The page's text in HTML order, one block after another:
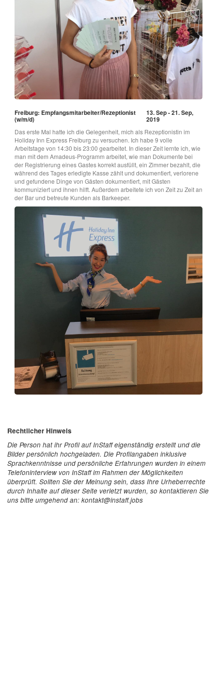
Freiburg: Empfangsmitarbeiter/Rezeptionist
(w/m/d)
13. Sep - 21. Sep,
2019
Das erste Mal hatte ich die Gelegenheit, mich als Rezeptionistin im
Holiday Inn Express Freiburg zu versuchen. Ich habe 9 volle
Arbeitstage von 14:30 bis 23:00 gearbeitet. In dieser Zeit lernte ich, wie
man mit dem Amadeus-Programm arbeitet, wie man Dokumente bei
der Registrierung eines Gastes korrekt ausfüllt, ein Zimmer bezahlt, die
während des Tages erledigte Kasse zählt und dokumentiert, verlorene
und gefundene Dinge von Gästen dokumentiert, mit Gästen
kommuniziert und ihnen hilft. Außerdem arbeitete ich von Zeit zu Zeit an
der Bar und betreute Kunden als Barkeeper.
Rechtlicher Hinweis
Die Person hat ihr Profil auf InStaff eigenständig erstellt und die
Bilder persönlich hochgeladen. Die Profilangaben inklusive
Sprachkenntnisse und persönliche Erfahrungen wurden in einem
Telefoninterview von InStaff im Rahmen der Möglichkeiten
überprüft. Sollten Sie der Meinung sein, dass Ihre Urheberrechte
durch Inhalte auf dieser Seite verletzt wurden, so kontaktieren Sie
uns bitte umgehend an: kontakt@instaff.jobs